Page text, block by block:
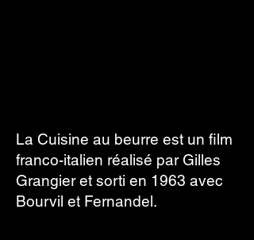
La Cuisine au beurre est un film
franco-italien réalisé par Gilles
Grangier et sorti en 1963 avec
Bourvil et Fernandel.